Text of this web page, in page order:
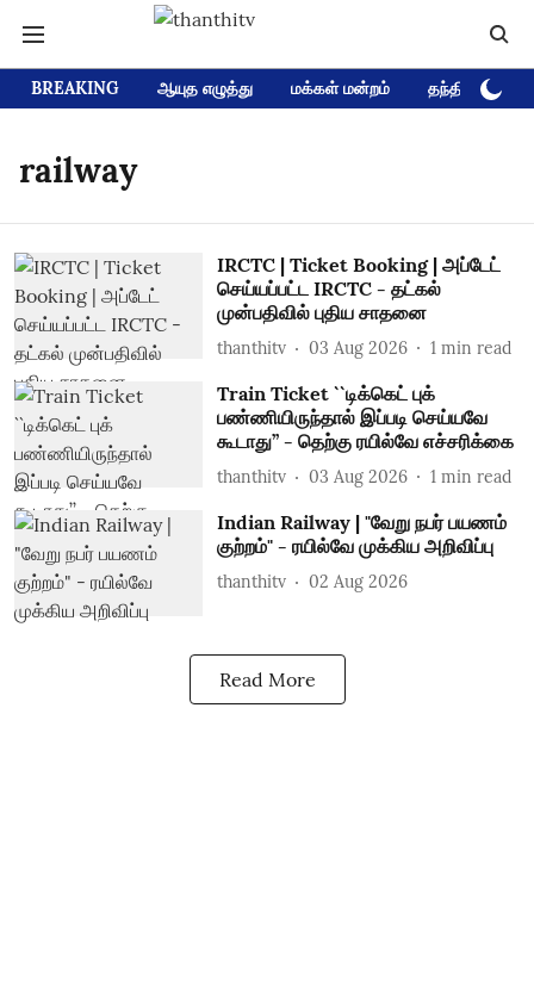
BREAKING ஆயுத எழுத்து மக்கள் மன்றம் தந்தி டிவி
railway
IRCTC | Ticket Booking | அப்டேட்
செய்யப்பட்ட IRCTC - தட்கல்
முன்பதிவில் புதிய சாதனை
thanthitv 03 Aug 2026 1 min read
Train Ticket ``டிக்கெட் புக்
பண்ணியிருந்தால் இப்படி செய்யவே
கூடாது’’ - தெற்கு ரயில்வே எச்சரிக்கை
thanthitv 03 Aug 2026 1 min read
Indian Railway | "வேறு நபர் பயணம்
குற்றம்" - ரயில்வே முக்கிய அறிவிப்பு
thanthitv 02 Aug 2026
Read More